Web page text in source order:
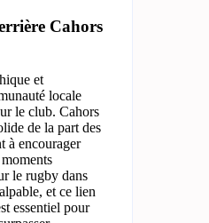
Cahors
et
locale
le club. Cahors
de la part des
à encourager
le rugby dans
et ce lien
essentiel pour